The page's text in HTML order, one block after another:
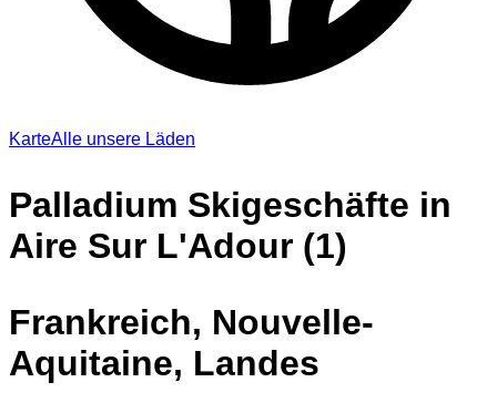
KarteAlle unsere Läden
Palladium Skigeschäfte in
Aire Sur L'Adour (1)
Frankreich, Nouvelle-
Aquitaine, Landes